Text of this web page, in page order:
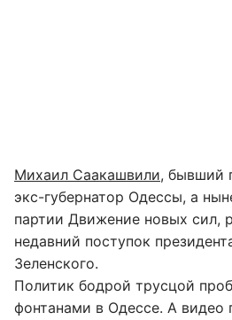
Михаил Саакашвили, бывший
экс-губернатор Одессы, а
партии Движение новых сил,
недавний поступок
Зеленского.
Политик бодрой трусцой
фонтанами в Одессе. А видео